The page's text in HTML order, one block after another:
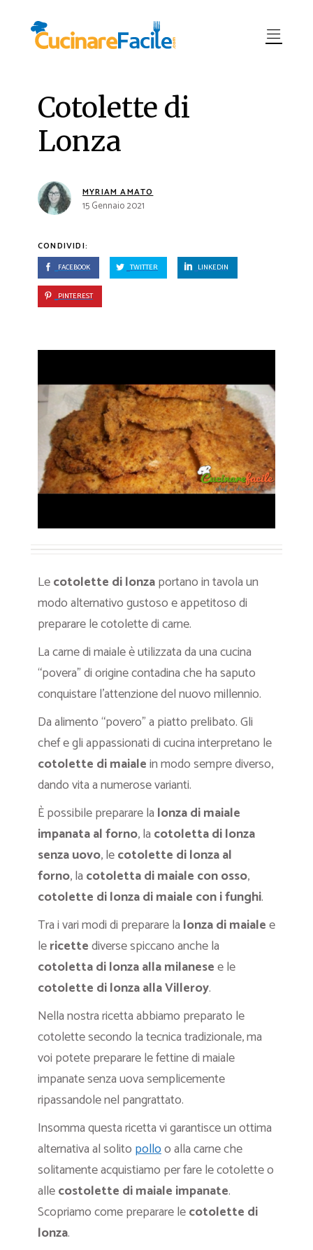
Cotolette di
Lonza
MYRIAM AMATO
15 Gennaio 2021
CONDIVIDI:
FACEBOOK TWITTER LINKEDIN
PINTEREST
Lecotolette di lonzaportano in tavola un
modo alternativo gustoso e appetitoso di
preparare le cotolette di carne.
La carne di maiale è utilizzata da una cucina
“povera” di origine contadina che ha saputo
conquistare l’attenzione del nuovo millennio.
Da alimento “povero” a piatto prelibato. Gli
chef e gli appassionati di cucina interpretano le
cotolette di maialein modo sempre diverso,
dando vita a numerose varianti.
È possibile preparare la lonza di maiale
impanata al forno, la cotoletta di lonza
senza uovo, lecotolette di lonza al
forno, la cotoletta di maiale con osso,
cotolette di lonza di maiale con i funghi.
Tra i vari modi di preparare la lonza di maialee
lericettediverse spiccano anche la
cotoletta di lonza alla milanesee le
cotolette di lonza alla Villeroy.
Nella nostra ricetta abbiamo preparato le
cotolette secondo la tecnica tradizionale, ma
voi potete preparare le fettine di maiale
impanate senza uova semplicemente
ripassandole nel pangrattato.
Insomma questa ricetta vi garantisce un ottima
alternativa al solito polloo alla carne che
solitamente acquistiamo per fare le cotolette o
allecostolette di maiale impanate.
Scopriamo come preparare lecotolette di
lonza.